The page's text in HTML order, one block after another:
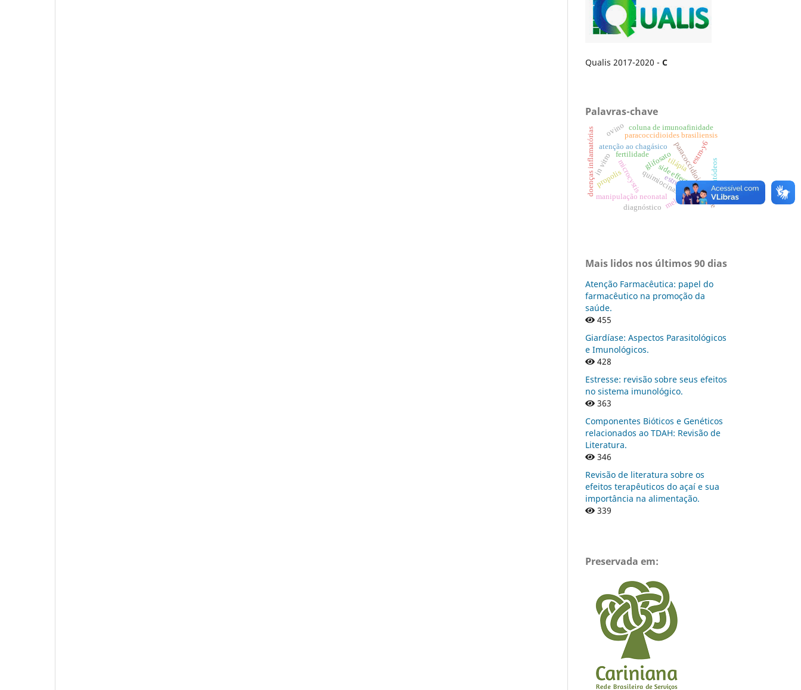
Qualis 2017-2020 - C
Palavras-chave
glifosato
microcystis tilápia
estresse
manipulação neonatal
fertilidade paracoccidioidomicose
paracoccidioides brasiliensis
estm-y6
quimiocinas
doenças inflamatóriaspropolis side effects
atenção ao chagásico
ovino
nematódeos
in vitro
melanoma
coluna de imunoafinidade
diagnóstico
Mais lidos nos últimos 90 dias
Atenção Farmacêutica: papel do
farmacêutico na promoção da
saúde.
455
Giardíase: Aspectos Parasitológicos
e Imunológicos.
428
Estresse: revisão sobre seus efeitos
no sistema imunológico.
363
Componentes Bióticos e Genéticos
relacionados ao TDAH: Revisão de
Literatura.
346
Revisão de literatura sobre os
efeitos terapêuticos do açaí e sua
importância na alimentação.
339
Preservada em: